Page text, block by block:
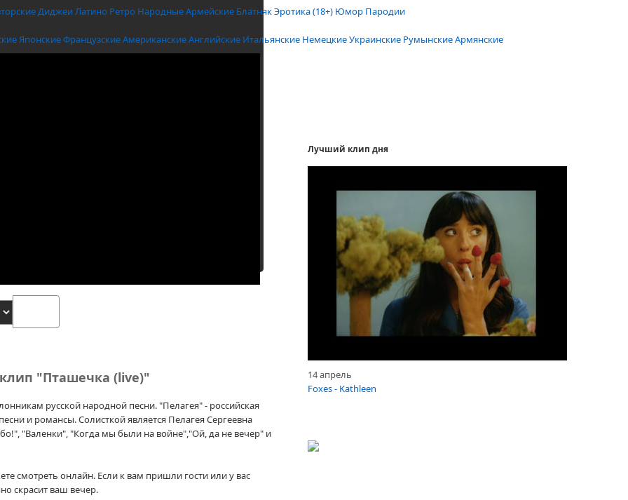
ДиджеиЛатино Ретро НародныеАрмейские БлатнякЭротика (18+) Юмор Пародии
ЯпонскиеФранцузскиеАмериканскиеАнглийские Итальянские НемецкиеУкраинские РумынскиеАрмянские
"Пташечка (live)"
русской народной песни. "Пелагея" - российская
и романсы. Солисткой является Пелагея Сергеевна
"Валенки", "Когда мы были на войне","Ой, да не вечер" и
смотреть онлайн. Если к вам пришли гости или у вас
скрасит ваш вечер.
Лучший клип дня
14 апрель
Foxes - Kathleen